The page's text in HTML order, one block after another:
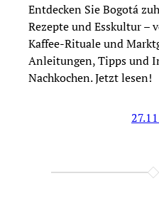
Entdecken Sie Bogotá
Rezepte und Esskultur –
Kaffee-Rituale und
Anleitungen, Tipps und
Nachkochen. Jetzt lesen!